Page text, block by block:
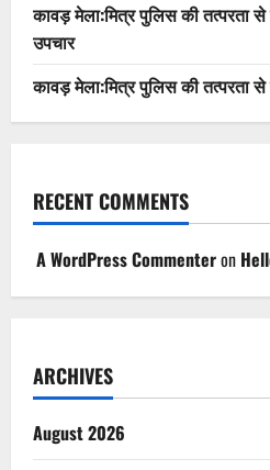
कावड़ मेला:मित्र पुलिस की तत्परता
उपचार
कावड़ मेला:मित्र पुलिस की तत्परता से
RECENT COMMENTS
A WordPress Commenteron
ARCHIVES
August 2026